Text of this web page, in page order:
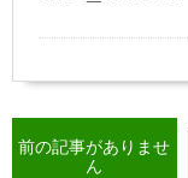
前の記事がありませ
ん